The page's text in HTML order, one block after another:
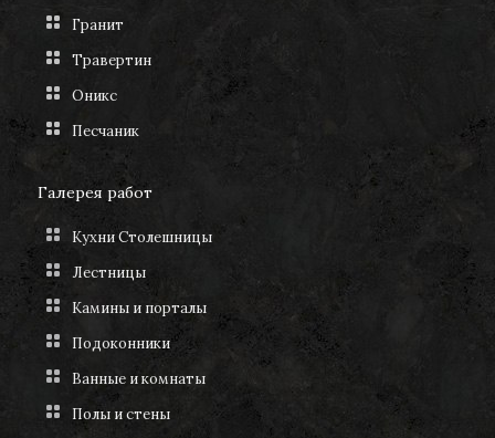
Гранит
Травертин
Оникс
Песчаник
Галерея работ
Кухни Столешницы
Лестницы
Камины и порталы
Подоконники
Ванные и комнаты
Полы и стены